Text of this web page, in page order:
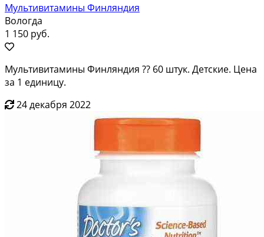
Мультивитамины Финляндия
Вологда
1 150 руб.
Мультивитамины Финляндия ?? 60 штук. Детские. Цена
за 1 единицу.
24 декабря 2022